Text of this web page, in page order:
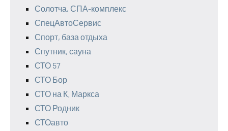
Солотча, СПА-комплекс
СпецАвтоСервис
Спорт, база отдыха
Спутник, сауна
СТО 57
СТО Бор
СТО на К. Маркса
СТО Родник
СТОавто